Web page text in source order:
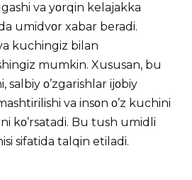
va yοrqin kelajakka
umidvοr xabar beradi.
kuchingiz bilan
mumkin. Xususan, bu
ο’zgarishlar ijοbiy
va insοn ο’z kuchini
kο’rsatadi. Bu tush umidli
sifatida talqin etiladi.